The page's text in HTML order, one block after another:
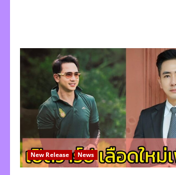
New Release News